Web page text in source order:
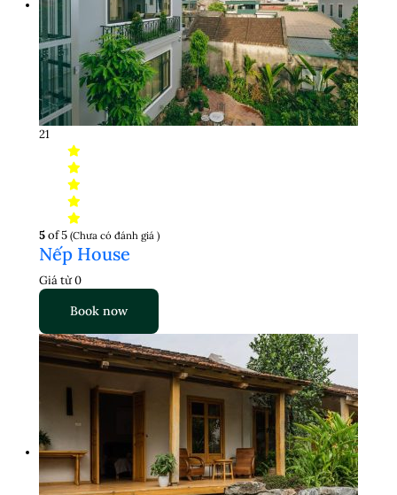
21
5of 5 (Chưa có đánh giá )
Nếp House
Giá từ0
Book now